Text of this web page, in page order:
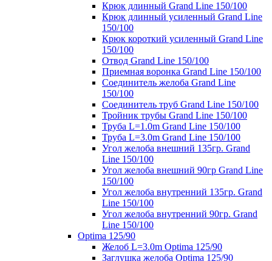
Крюк длинный Grand Line 150/100
Крюк длинный усиленный Grand Line
150/100
Крюк короткий усиленный Grand Line
150/100
Отвод Grand Line 150/100
Приемная воронка Grand Line 150/100
Соединитель желоба Grand Line
150/100
Соединитель труб Grand Line 150/100
Тройник трубы Grand Line 150/100
Труба L=1.0m Grand Line 150/100
Труба L=3.0m Grand Line 150/100
Угол желоба внешний 135гр. Grand
Line 150/100
Угол желоба внешний 90гр Grand Line
150/100
Угол желоба внутренний 135гр. Grand
Line 150/100
Угол желоба внутренний 90гр. Grand
Line 150/100
Optima 125/90
Желоб L=3.0m Optima 125/90
Заглушка желоба Optima 125/90